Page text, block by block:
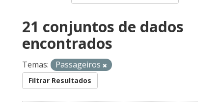
21 conjuntos de dados
encontrados
Temas: Passageiros
Filtrar Resultados